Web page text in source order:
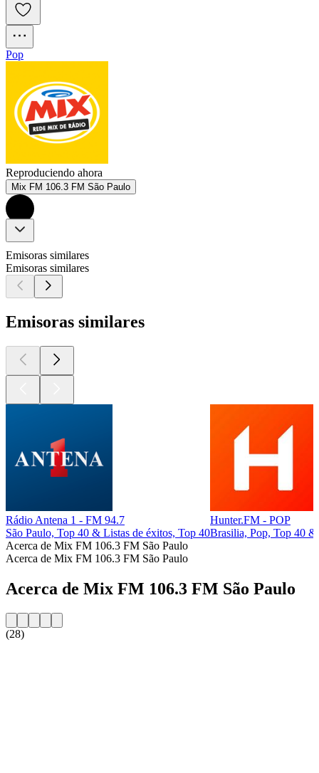
Pop
Reproduciendo ahora
Mix FM 106.3 FM São Paulo
Emisoras similares
Emisoras similares
Emisoras similares
Rádio Antena 1 - FM 94.7
São Paulo, Top 40 & Listas de éxitos, Top 40
Hunter.FM - POP
Brasilia, Pop, Top 40
Acerca de Mix FM 106.3 FM São Paulo
Acerca de Mix FM 106.3 FM São Paulo
Acerca de Mix FM 106.3 FM São Paulo
(28)